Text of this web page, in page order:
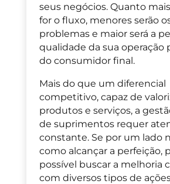
seus negócios. Quanto
for o fluxo, menores serão
problemas e maior será a
qualidadeda sua operação
do consumidor final.
Mais do que um diferencial
competitivo, capaz de
produtos e serviços, a
de suprimentos requer
constante. Se por um lado
como alcançar a perfeição,
possível buscar a melhoria
comdiversos tipos de